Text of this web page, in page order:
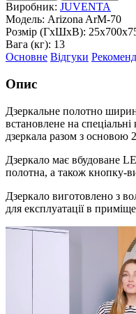
Виробник: JUVENTA
Модель: Arizona ArM-70
Розмір (ГxШxВ):
Вага (кг): 13
Основне Відгуки
Опис
Дзеркальне полотно
встановлене на
дзеркала разом з основою
Дзеркало має вбудоване
полотна, а також кнопку-
Дзеркало виготовлено з
для експлуатації в